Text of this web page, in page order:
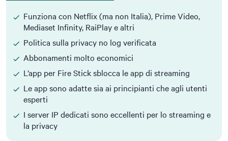
Funziona con Netflix (ma non Italia), Prime Video,
Mediaset Infinity, RaiPlay e altri
Politica sulla privacy no log verificata
Abbonamenti molto economici
L’app per Fire Stick sblocca le app di streaming
Le app sono adatte sia ai principianti che agli utenti
esperti
I server IP dedicati sono eccellenti per lo streaming e
la privacy